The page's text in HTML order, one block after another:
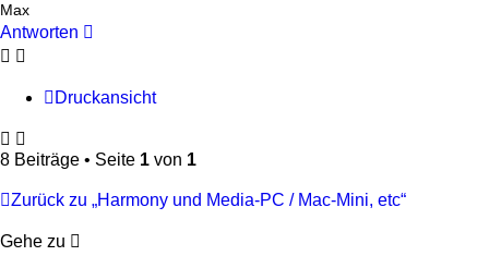
Max
Antworten
Druckansicht
8 Beiträge • Seite 1 von 1
Zurück zu „Harmony und Media-PC / Mac-Mini, etc“
Gehe zu